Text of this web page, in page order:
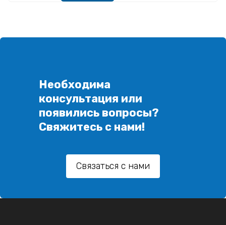
Необходима
консультация или
появились вопросы?
Свяжитесь с нами!
Связаться с нами